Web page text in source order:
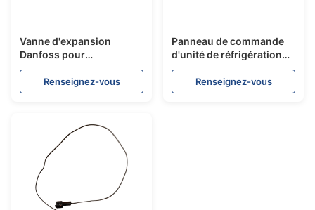
Vanne d'expansion
Danfoss pour
réfrigération automobile
avec contrôle précis du
débit de réfrigérant,
Renseignez-vous
Panneau de commande
d'unité de réfrigération
de camion avec fonction
de contrôle de
température, affichage de
Renseignez-vous